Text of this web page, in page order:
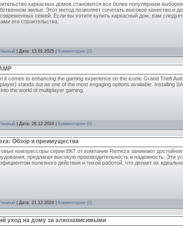
каркасных домов становится все более популярным
жилье. Этот метод позволяет сочетать высокое качество и
семей. Если вы хотите купить каркасный дом, вам
его строительства.
Ржавый | Дата: 13.01.2025 Комментарии (0)
it comes to enhancing the gaming experience on the iconic Grand Theft
stands out as one of the most engaging options available. Installing
the world of multiplayer gaming.
Ржавый | Дата: 26.12.2024 Комментарии (0)
Обзор и преимущества
компрессоры серии ВКТ от компании Remeza занимают
предлагая высокую производительность и надежность. Эти
полезного действия и тихой работой, что делает их
Ржавый | Дата: 21.12.2024 Комментарии (0)
уход на дому за алкозависимыми